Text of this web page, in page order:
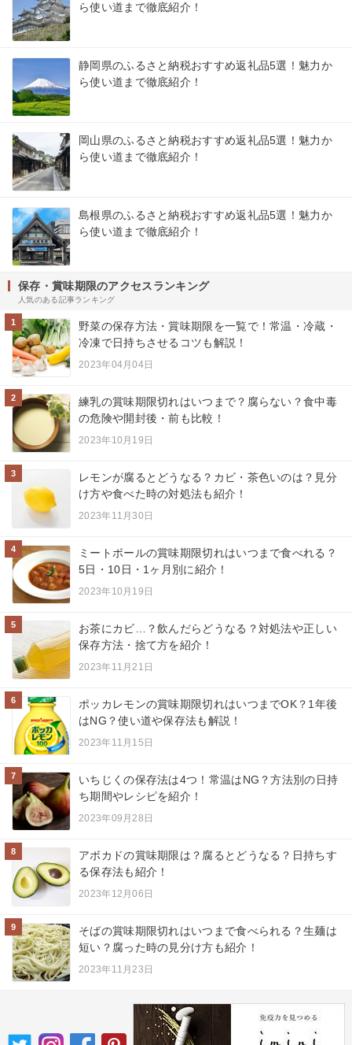
ら使い道まで徹底紹介！
静岡県のふるさと納税おすすめ返礼品5選！魅力か
ら使い道まで徹底紹介！
岡山県のふるさと納税おすすめ返礼品5選！魅力か
ら使い道まで徹底紹介！
島根県のふるさと納税おすすめ返礼品5選！魅力か
ら使い道まで徹底紹介！
保存・賞味期限のアクセスランキング
人気のある記事ランキング
1
野菜の保存方法・賞味期限を一覧で！常温・冷蔵・
冷凍で日持ちさせるコツも解説！
2023年04月04日
2
練乳の賞味期限切れはいつまで？腐らない？食中毒
の危険や開封後・前も比較！
2023年10月19日
3
レモンが腐るとどうなる？カビ・茶色いのは？見分
け方や食べた時の対処法も紹介！
2023年11月30日
4
ミートボールの賞味期限切れはいつまで食べれる？
5日・10日・1ヶ月別に紹介！
2023年10月19日
5
お茶にカビ…？飲んだらどうなる？対処法や正しい
保存方法・捨て方を紹介！
2023年11月21日
6
ポッカレモンの賞味期限切れはいつまでOK？1年後
はNG？使い道や保存法も解説！
2023年11月15日
7
いちじくの保存法は4つ！常温はNG？方法別の日持
ち期間やレシピを紹介！
2023年09月28日
8
アボカドの賞味期限は？腐るとどうなる？日持ちす
る保存法も紹介！
2023年12月06日
9
そばの賞味期限切れはいつまで食べられる？生麺は
短い？腐った時の見分け方も紹介！
2023年11月23日